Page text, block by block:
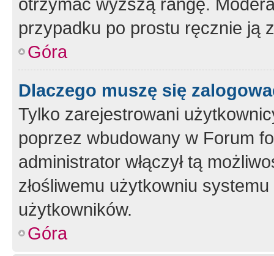
przypadku po prostu ręcznie ją
Góra
Dlaczego muszę się
Tylko zarejestrowani
poprzez wbudowany w Forum
administrator włączył tą
złośliwemu użytkowniu
użytkowników.
Góra